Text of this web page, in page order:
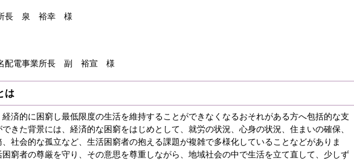
所長 泉 裕幸 様
名配電事業所長 副 裕宣 様
は
済的に困窮し最低限度の生活を維持することができなくなるおそれがある方へ包括的な支
きた背景には、経済的な困窮をはじめとして、就労の状況、心身の状況、住まいの確保、
社会的な孤立など、生活困窮者の抱える課題が複雑で多様化していることなどがありま
窮者の尊厳を守り、その意思を尊重しながら、地域社会の中で生活を立て直して、少しず